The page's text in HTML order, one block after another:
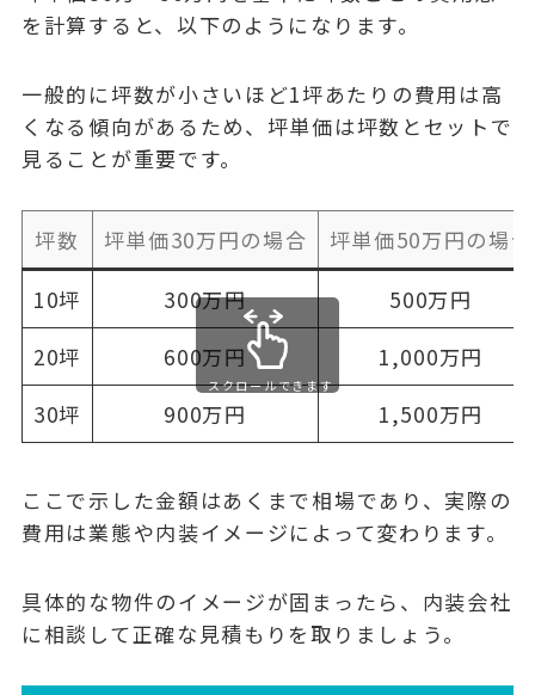
を計算すると、以下のようになります。
一般的に坪数が小さいほど1坪あたりの費用は高
くなる傾向があるため、坪単価は坪数とセットで
見ることが重要です。
坪数 坪単価30万円の場合
坪単価50万円の場合
10坪
300万円
500万円
20坪
600万円
1,000万円
30坪
900万円 1,500万円
スクロールできます
ここで示した金額はあくまで相場であり、実際の
費用は業態や内装イメージによって変わります。
具体的な物件のイメージが固まったら、内装会社
に相談して正確な見積もりを取りましょう。